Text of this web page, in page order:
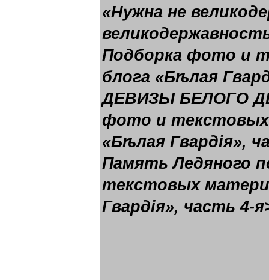
«Нужна не
Подборка фото и
блога «Бѣлая
ДЕВИЗЫ БЕЛОГО
фото и текстовых
«Бѣлая Гвардія»,
Память Ледяного
текстовых
Гвардія», часть 4-